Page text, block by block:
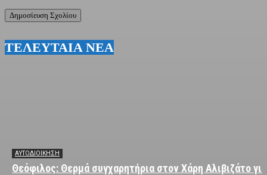
ΤΕΛΕΥΤΑΙΑ ΝΕΑ
ΑΥΤΟΔΙΟΙΚΗΣΗ
Θεόφιλος: Θερμά συγχαρητήρια στον Χάρη Αλιβιζάτο για